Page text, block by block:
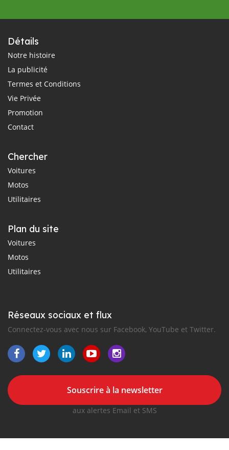
Détails
Notre histoire
La publicité
Termes et Conditions
Vie Privée
Promotion
Contact
Chercher
Voitures
Motos
Utilitaires
Plan du site
Voitures
Motos
Utilitaires
Réseaux sociaux et flux
Connectez-vous avec nous sur Facebook, YouTube et Twitter.
Souscrire à la newsletter
aux alertes Email et SMS